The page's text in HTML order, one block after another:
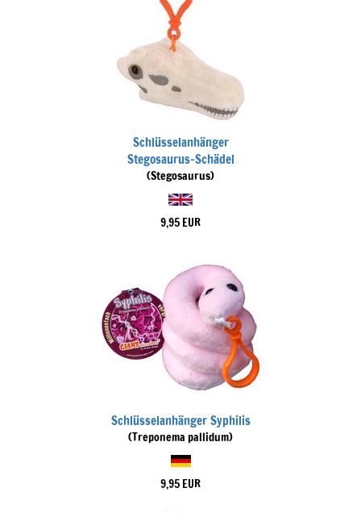
Schlüsselanhänger
Stegosaurus-Schädel
(Stegosaurus)
9,95 EUR
Schlüsselanhänger Syphilis
(Treponema pallidum)
9,95 EUR